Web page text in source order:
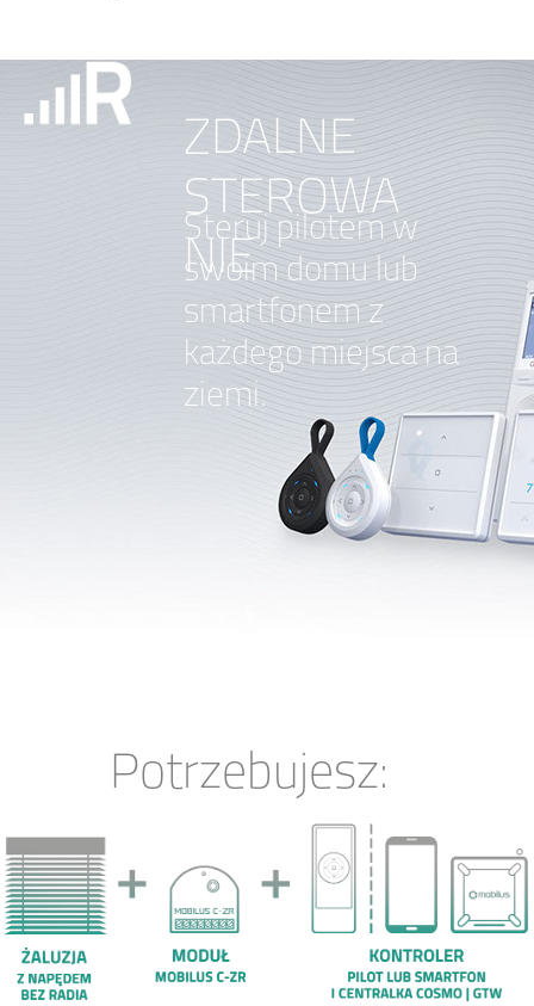
Potrzebujesz:
ZDALNE
STEROWA
NIE
Steruj pilotem w
swoim domu lub
smartfonem z
każdego miejsca na
ziemi.